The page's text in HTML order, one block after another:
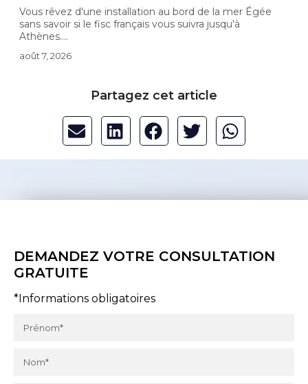
Vous rêvez d'une installation au bord de la mer Égée
sans savoir si le fisc français vous suivra jusqu'à
Athènes....
août 7, 2026
Partagez cet article
DEMANDEZ VOTRE CONSULTATION
GRATUITE
*Informations obligatoires